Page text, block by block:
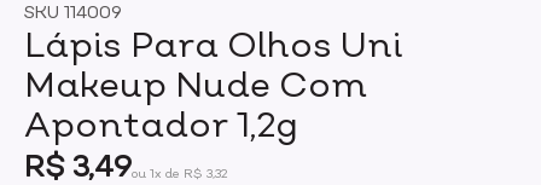
SKU 114009
Lápis Para Olhos Uni
Makeup Nude Com
Apontador 1,2g
R$ 3,49ou 1x de R$ 3,32